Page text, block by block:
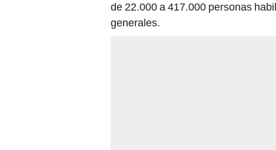
de 22.000 a 417.000 personas
generales.